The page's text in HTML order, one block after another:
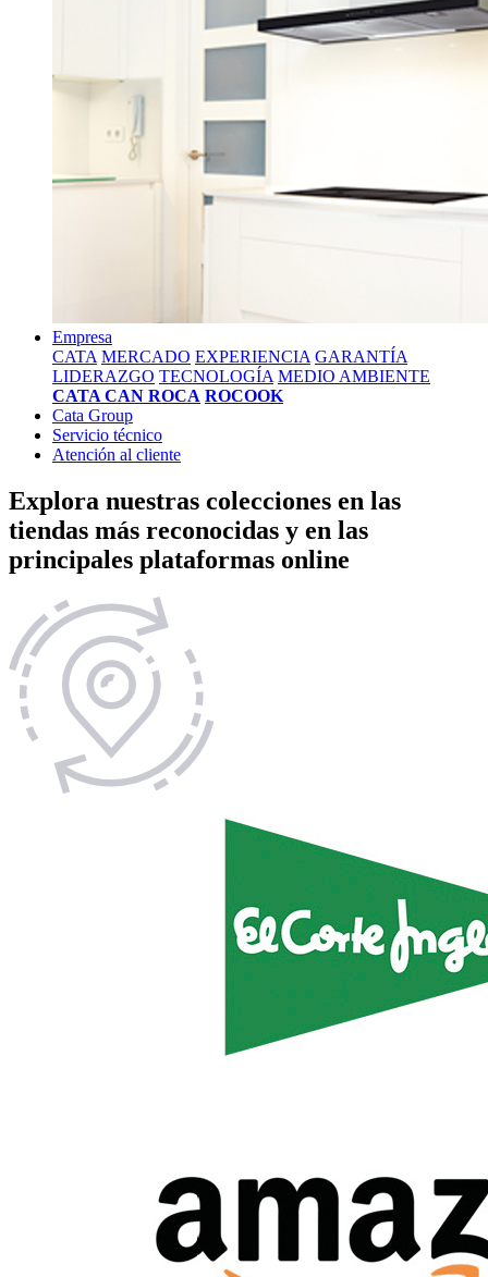
Empresa
CATA MERCADO EXPERIENCIA GARANTÍA
LIDERAZGO TECNOLOGÍA MEDIO AMBIENTE
CATA CAN ROCA ROCOOK
Cata Group
Servicio técnico
Atención al cliente
Explora nuestras colecciones en las
tiendas más reconocidas y en las
principales plataformas online